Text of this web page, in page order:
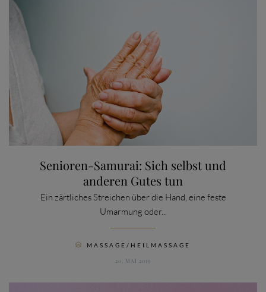
Senioren-Samurai: Sich selbst und
anderen Gutes tun
Ein zärtliches Streichen über die Hand, eine feste
Umarmung oder...
 MASSAGE/HEILMASSAGE
20. MAI 2019